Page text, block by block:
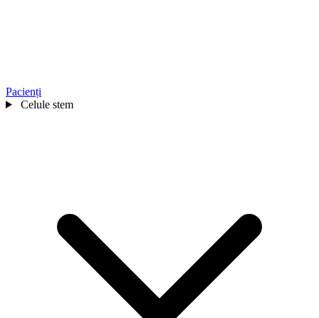
Pacienți
Celule stem